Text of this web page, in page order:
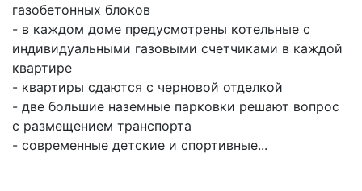
газобетонных блоков
- в каждом доме предусмотрены котельные с
индивидуальными газовыми счетчиками в каждой
квартире
- квартиры сдаются с черновой отделкой
- две большие наземные парковки решают вопрос
с размещением транспорта
- современные детские и спортивные...